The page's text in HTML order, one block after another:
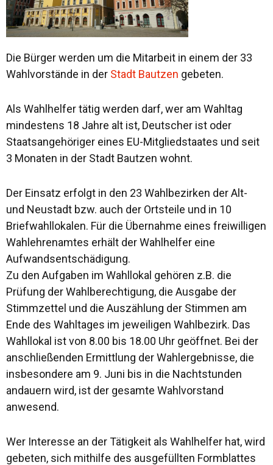
Die Bürger werden um die Mitarbeit in einem der 33
Wahlvorstände in der Stadt Bautzen gebeten.
Als Wahlhelfer tätig werden darf, wer am Wahltag
mindestens 18 Jahre alt ist, Deutscher ist oder
Staatsangehöriger eines EU-Mitgliedstaates und seit
3 Monaten in der Stadt Bautzen wohnt.
Der Einsatz erfolgt in den 23 Wahlbezirken der Alt-
und Neustadt bzw. auch der Ortsteile und in 10
Briefwahllokalen. Für die Übernahme eines freiwilligen
Wahlehrenamtes erhält der Wahlhelfer eine
Aufwandsentschädigung.
Zu den Aufgaben im Wahllokal gehören z.B. die
Prüfung der Wahlberechtigung, die Ausgabe der
Stimmzettel und die Auszählung der Stimmen am
Ende des Wahltages im jeweiligen Wahlbezirk. Das
Wahllokal ist von 8.00 bis 18.00 Uhr geöffnet. Bei der
anschließenden Ermittlung der Wahlergebnisse, die
insbesondere am 9. Juni bis in die Nachtstunden
andauern wird, ist der gesamte Wahlvorstand
anwesend.
Wer Interesse an der Tätigkeit als Wahlhelfer hat, wird
gebeten, sich mithilfe des ausgefüllten Formblattes